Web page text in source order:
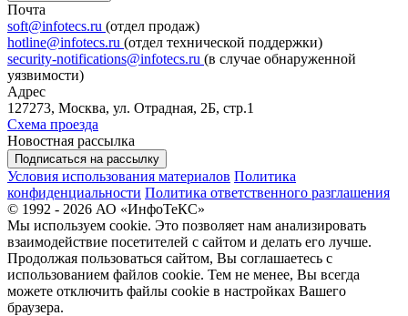
Почта
soft@infotecs.ru (отдел продаж)
hotline@infotecs.ru (отдел технической поддержки)
security-notifications@infotecs.ru (в случае обнаруженной
уязвимости)
Адрес
127273, Москва, ул. Отрадная, 2Б, стр.1
Схема проезда
Новостная рассылка
Подписаться на рассылку
Условия использования материалов Политика
конфиденциальности Политика ответственного разглашения
© 1992 - 2026 АО «ИнфоТеКС»
Мы используем cookie. Это позволяет нам анализировать
взаимодействие посетителей с сайтом и делать его лучше.
Продолжая пользоваться сайтом, Вы соглашаетесь с
использованием файлов cookie. Тем не менее, Вы всегда
можете отключить файлы cookie в настройках Вашего
браузера.